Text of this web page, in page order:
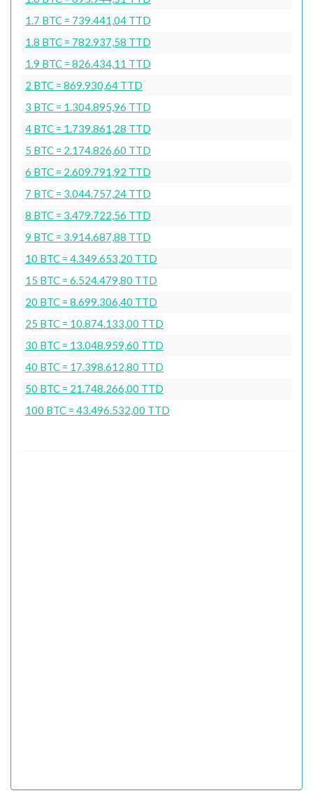
1.7 BTC = 739.441,04 TTD
1.8 BTC = 782.937,58 TTD
1.9 BTC = 826.434,11 TTD
2 BTC = 869.930,64 TTD
3 BTC = 1.304.895,96 TTD
4 BTC = 1.739.861,28 TTD
5 BTC = 2.174.826,60 TTD
6 BTC = 2.609.791,92 TTD
7 BTC = 3.044.757,24 TTD
8 BTC = 3.479.722,56 TTD
9 BTC = 3.914.687,88 TTD
10 BTC = 4.349.653,20 TTD
15 BTC = 6.524.479,80 TTD
20 BTC = 8.699.306,40 TTD
25 BTC = 10.874.133,00 TTD
30 BTC = 13.048.959,60 TTD
40 BTC = 17.398.612,80 TTD
50 BTC = 21.748.266,00 TTD
100 BTC = 43.496.532,00 TTD